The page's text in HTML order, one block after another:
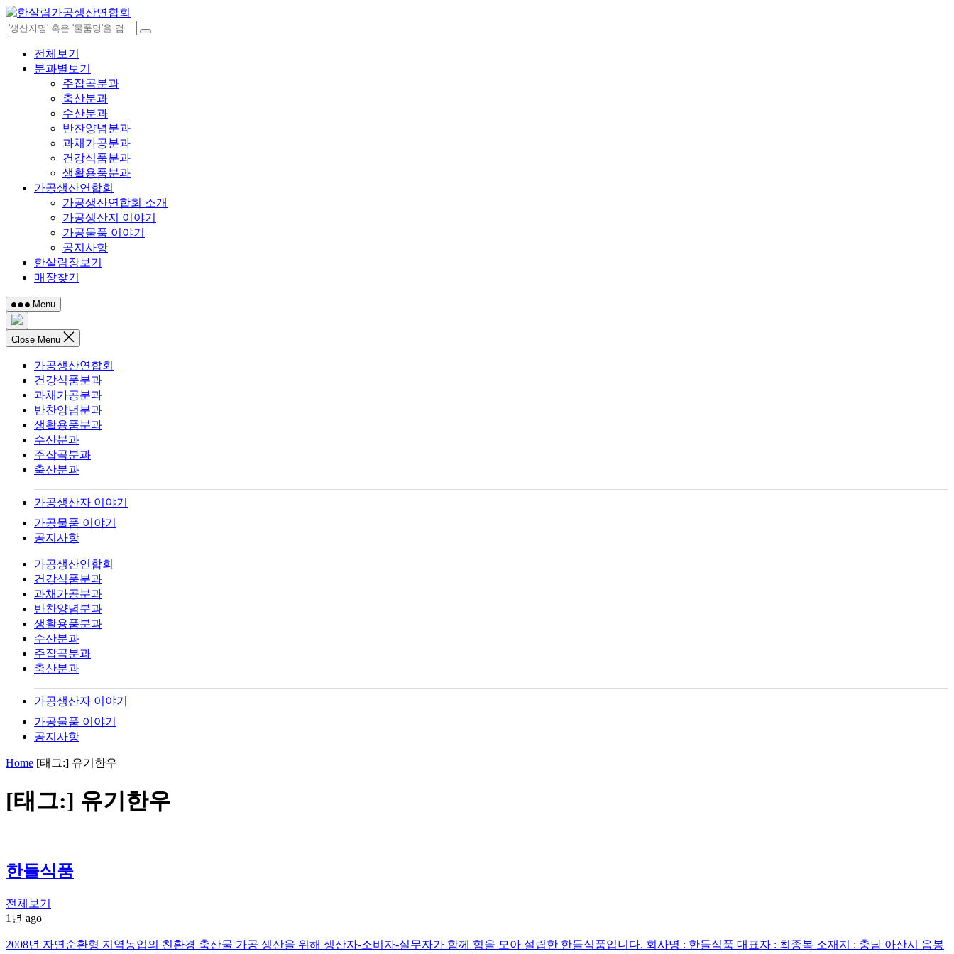
Skip
to
content
전체보기
분과별보기
주잡곡분과
축산분과
수산분과
반찬양념분과
과채가공분과
건강식품분과
생활용품분과
가공생산연합회
가공생산연합회 소개
가공생산지 이야기
가공물품 이야기
공지사항
한살림장보기
매장찾기
Menu
Close Menu
가공생산연합회
건강식품분과
과채가공분과
반찬양념분과
생활용품분과
수산분과
주잡곡분과
축산분과
가공생산자 이야기
가공물품 이야기
공지사항
가공생산연합회
건강식품분과
과채가공분과
반찬양념분과
생활용품분과
수산분과
주잡곡분과
축산분과
가공생산자 이야기
가공물품 이야기
공지사항
Home [태그:] 유기한우
[태그:] 유기한우
한들식품
전체보기
1년 ago
2008년 자연순환형 지역농업의 친환경 축산물 가공 생산을 위해 생산자-소비자-실무자가 함께 힘을 모아 설립한 한들식품입니다. 회사명 : 한들식품 대표자 : 최종복 소재지 : 충남 아산시 음봉